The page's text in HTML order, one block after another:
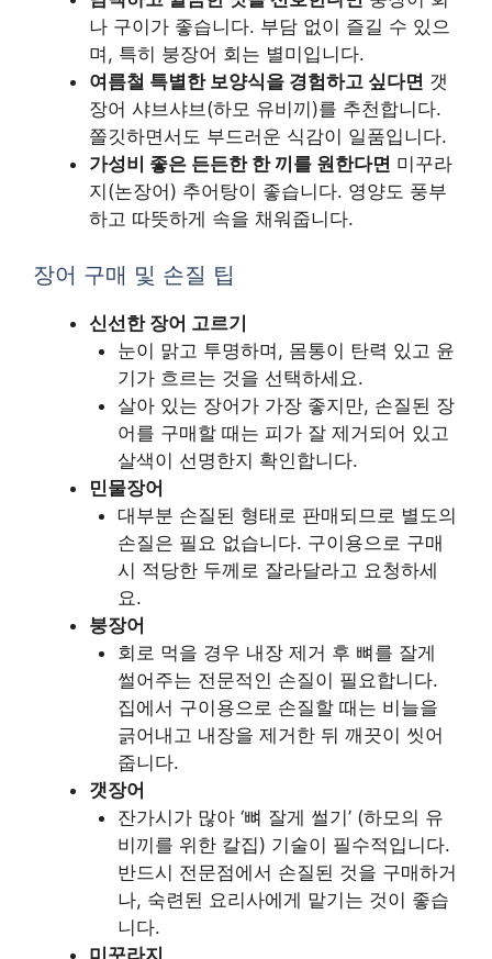
나 구이가 좋습니다. 부담 없이 즐길 수 있으
며, 특히 붕장어 회는 별미입니다.
여름철 특별한 보양식을 경험하고 싶다면 갯
장어 샤브샤브(하모 유비끼)를 추천합니다.
쫄깃하면서도 부드러운 식감이 일품입니다.
가성비 좋은 든든한 한 끼를 원한다면 미꾸라
지(논장어) 추어탕이 좋습니다. 영양도 풍부
하고 따뜻하게 속을 채워줍니다.
장어 구매 및 손질 팁
신선한 장어 고르기
눈이 맑고 투명하며, 몸통이 탄력 있고 윤
기가 흐르는 것을 선택하세요.
살아 있는 장어가 가장 좋지만, 손질된 장
어를 구매할 때는 피가 잘 제거되어 있고
살색이 선명한지 확인합니다.
민물장어
대부분 손질된 형태로 판매되므로 별도의
손질은 필요 없습니다. 구이용으로 구매
시 적당한 두께로 잘라달라고 요청하세
요.
붕장어
회로 먹을 경우 내장 제거 후 뼈를 잘게
썰어주는 전문적인 손질이 필요합니다.
집에서 구이용으로 손질할 때는 비늘을
긁어내고 내장을 제거한 뒤 깨끗이 씻어
줍니다.
갯장어
잔가시가 많아 ‘뼈 잘게 썰기’ (하모의 유
비끼를 위한 칼집) 기술이 필수적입니다.
반드시 전문점에서 손질된 것을 구매하거
나, 숙련된 요리사에게 맡기는 것이 좋습
니다.
미꾸라지